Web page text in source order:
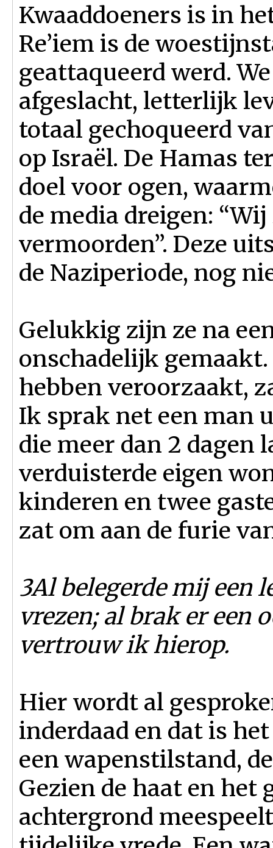
Kwaaddoeners is in
Re’iem is de
geattaqueerd werd.
afgeslacht, letterlijk
totaal gechoqueerd
op Israël. De Hamas
doel voor ogen,
de media dreigen:
vermoorden”. Deze
de Naziperiode, nog
Gelukkig zijn ze na
onschadelijk
hebben veroorzaakt,
Ik sprak net een man
die meer dan 2 dagen
verduisterde eigen
kinderen en twee
zat om aan de furie
3Al belegerde mij een
vrezen; al brak er een
vertrouw ik hierop.
Hier wordt al
inderdaad en dat is
een wapenstilstand,
Gezien de haat en het
achtergrond